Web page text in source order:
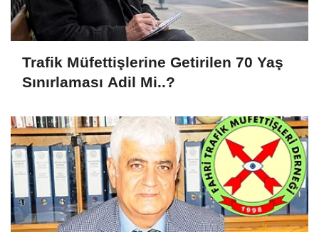
Trafik Müfettişlerine Getirilen 70 Yaş
Sınırlaması Adil Mi..?